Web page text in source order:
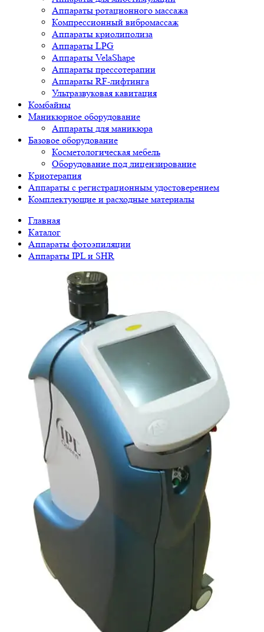
Аппараты ротационного массажа
Компрессионный вибромассаж
Аппараты криолиполиза
Аппараты LPG
Аппараты VelaShape
Аппараты прессотерапии
Аппараты RF-лифтинга
Ультразвуковая кавитация
Комбайны
Маникюрное оборудование
Аппараты для маникюра
Базовое оборудование
Косметологическая мебель
Оборудование под лицензирование
Криотерапия
Аппараты c регистрационным удостоверением
Комплектующие и расходные материалы
Главная
Каталог
Аппараты фотоэпиляции
Аппараты IPL и SHR